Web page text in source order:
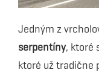
Jedným z
serpentíny, ktoré
ktoré už tradične